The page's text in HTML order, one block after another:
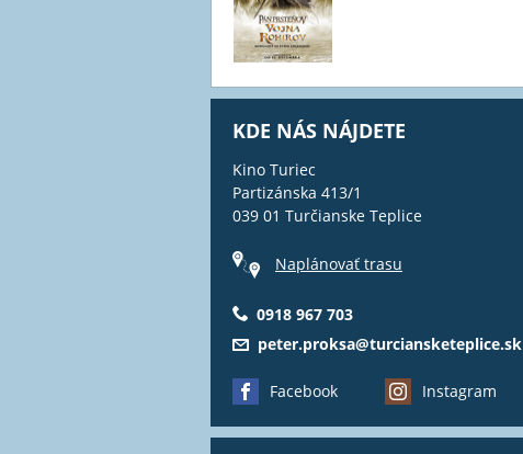
KDE NÁS NÁJDETE
Kino Turiec
Partizánska 413/1
039 01 Turčianske Teplice
Naplánovať trasu
0918 967 703
peter.proksa@turciansketeplice.sk
Facebook Instagram